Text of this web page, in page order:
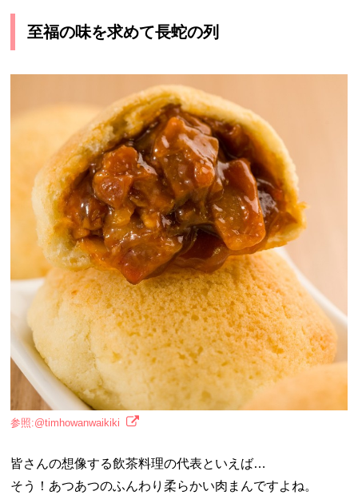
至福の味を求めて長蛇の列
参照:@timhowanwaikiki
皆さんの想像する飲茶料理の代表といえば…
そう！あつあつのふんわり柔らかい肉まんですよね。